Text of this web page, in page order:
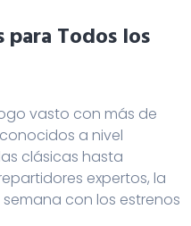
para Todos los
vasto con más de
a nivel
clásicas hasta
expertos, la
con los estrenos